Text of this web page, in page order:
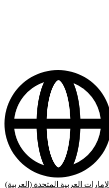
الإمارات العربية المتحدة (العربية)